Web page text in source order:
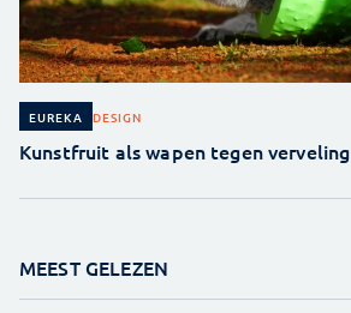
EUREKA DESIGN
Kunstfruit als wapen tegen verveling
MEEST GELEZEN